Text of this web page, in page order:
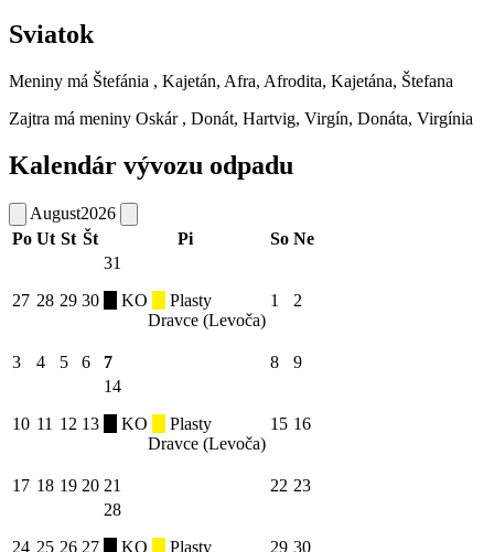
Sviatok
Meniny má Štefánia , Kajetán, Afra, Afrodita, Kajetána, Štefana
Zajtra má meniny Oskár , Donát, Hartvig, Virgín, Donáta, Virgínia
Kalendár vývozu odpadu
August2026
Po Ut St Št Pi So Ne
27 28 29 30
31
KO
Plasty
Dravce (Levoča)
1 2
3 4 5 6 7 8 9
10 11 12 13
14
KO
Plasty
Dravce (Levoča)
15 16
17 18 19 20 21 22 23
24 25 26 27
28
KO
Plasty 29 30